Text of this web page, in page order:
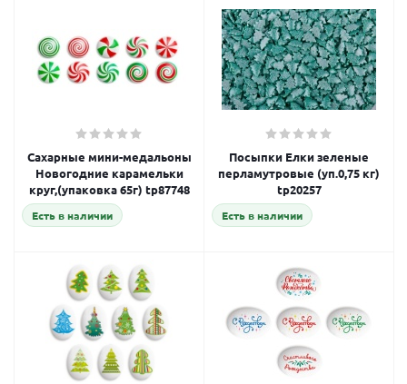
Сахарные мини-медальоны
Новогодние карамельки
круг,(упаковка 65г) tp87748
Есть в наличии
Посыпки Елки зеленые
перламутровые (уп.0,75 кг)
tp20257
Есть в наличии